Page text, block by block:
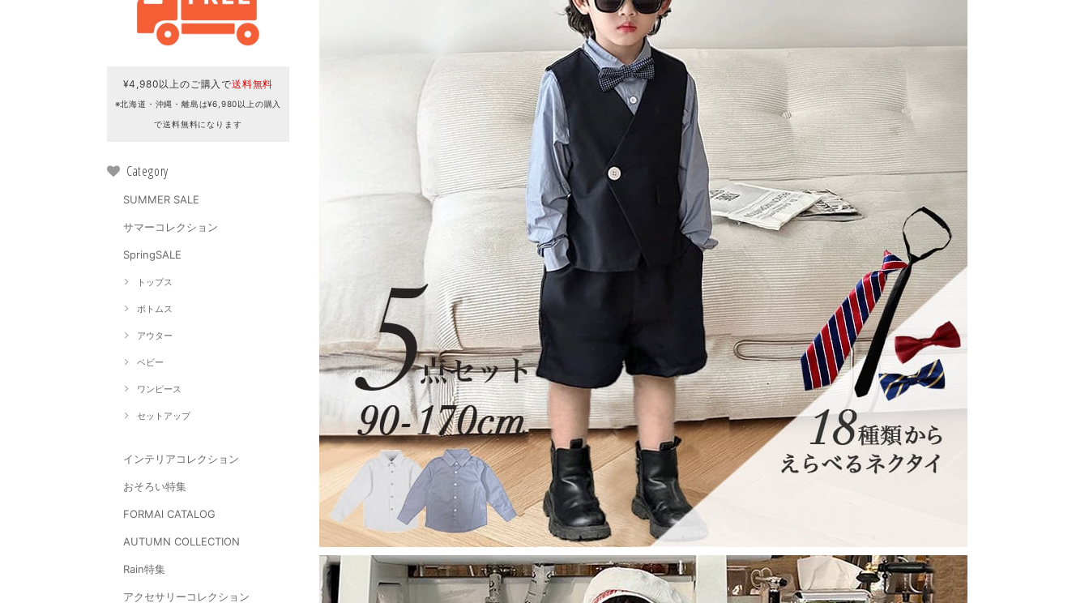
¥4,980以上のご購入で送料無料
※北海道・沖縄・離島は¥6,980以上の購入
で送料無料になります
Category
SUMMER SALE
サマーコレクション
SpringSALE
トップス
ボトムス
アウター
ベビー
ワンピース
セットアップ
インテリアコレクション
おそろい特集
FORMAl CATALOG
AUTUMN COLLECTION
Rain特集
アクセサリーコレクション